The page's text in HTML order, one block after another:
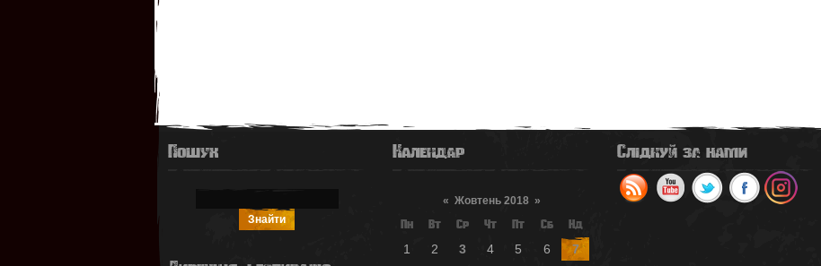
Пошук Календар
« Жовтень 2018 »
Пн Вт Ср Чт Пт Сб Нд
1 2 3 4 5 6 7
Слідкуй за нами